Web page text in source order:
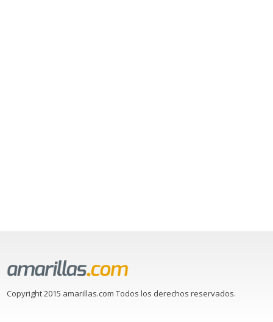
Copyright 2015 amarillas.com Todos los derechos reservados.